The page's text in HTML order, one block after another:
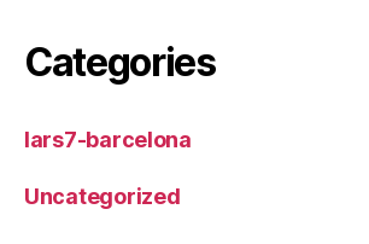
Categories
lars7-barcelona
Uncategorized